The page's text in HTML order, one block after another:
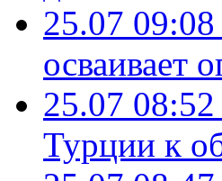
25.07 09:08
осваивает
25.07 08:52
Турции к